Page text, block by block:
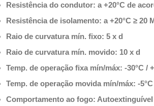
Resistência do condutor: a +20°C de
Resistência de isolamento: a +20°C ≥ 20
Raio de curvatura mín. fixo: 5 x d
Raio de curvatura mín. movido: 10 x d
Temp. de operação fixa mín/máx: -30°C /
Temp. de operação movida mín/máx: -5°C
Comportamento ao fogo: Autoextinguível